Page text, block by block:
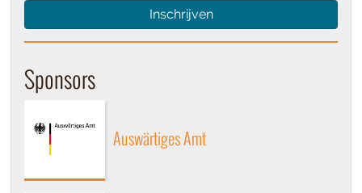
Inschrijven
Sponsors
Auswärtiges Amt